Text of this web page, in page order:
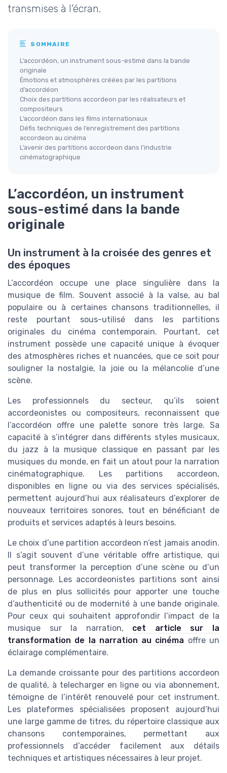
transmises à l’écran.
SOMMAIRE
L’accordéon, un instrument sous-estimé dans la bande
originale
Émotions et atmosphères créées par les partitions
d’accordéon
Choix des partitions accordeon par les réalisateurs et
compositeurs
L’accordéon dans les films internationaux
Défis techniques de l’enregistrement des partitions
accordeon au cinéma
L’avenir des partitions accordeon dans l’industrie
cinématographique
L’accordéon, un instrument
sous-estimé dans la bande
originale
Un instrument à la croisée des genres et
des époques
L’accordéon occupe une place singulière dans la
musique de film. Souvent associé à la valse, au bal
populaire ou à certaines chansons traditionnelles, il
reste pourtant sous-utilisé dans les partitions
originales du cinéma contemporain. Pourtant, cet
instrument possède une capacité unique à évoquer
des atmosphères riches et nuancées, que ce soit pour
souligner la nostalgie, la joie ou la mélancolie d’une
scène.
Les professionnels du secteur, qu’ils soient
accordeonistes ou compositeurs, reconnaissent que
l’accordéon offre une palette sonore très large. Sa
capacité à s’intégrer dans différents styles musicaux,
du jazz à la musique classique en passant par les
musiques du monde, en fait un atout pour la narration
cinématographique. Les partitions accordeon,
disponibles en ligne ou via des services spécialisés,
permettent aujourd’hui aux réalisateurs d’explorer de
nouveaux territoires sonores, tout en bénéficiant de
produits et services adaptés à leurs besoins.
Le choix d’une partition accordeon n’est jamais anodin.
Il s’agit souvent d’une véritable offre artistique, qui
peut transformer la perception d’une scène ou d’un
personnage. Les accordeonistes partitions sont ainsi
de plus en plus sollicités pour apporter une touche
d’authenticité ou de modernité à une bande originale.
Pour ceux qui souhaitent approfondir l’impact de la
musique sur la narration, cet article sur la
transformation de la narration au cinéma offre un
éclairage complémentaire.
La demande croissante pour des partitions accordeon
de qualité, à telecharger en ligne ou via abonnement,
témoigne de l’intérêt renouvelé pour cet instrument.
Les plateformes spécialisées proposent aujourd’hui
une large gamme de titres, du répertoire classique aux
chansons contemporaines, permettant aux
professionnels d’accéder facilement aux détails
techniques et artistiques nécessaires à leur projet.